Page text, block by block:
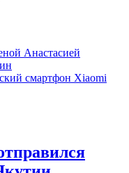
Анастасией
смартфон Xiaomi